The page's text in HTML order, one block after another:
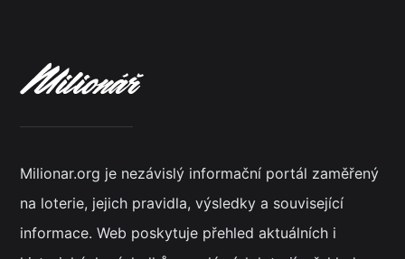
Milionar.org je nezávislý informační portál zaměřený
na loterie, jejich pravidla, výsledky a související
informace. Web poskytuje přehled aktuálních i